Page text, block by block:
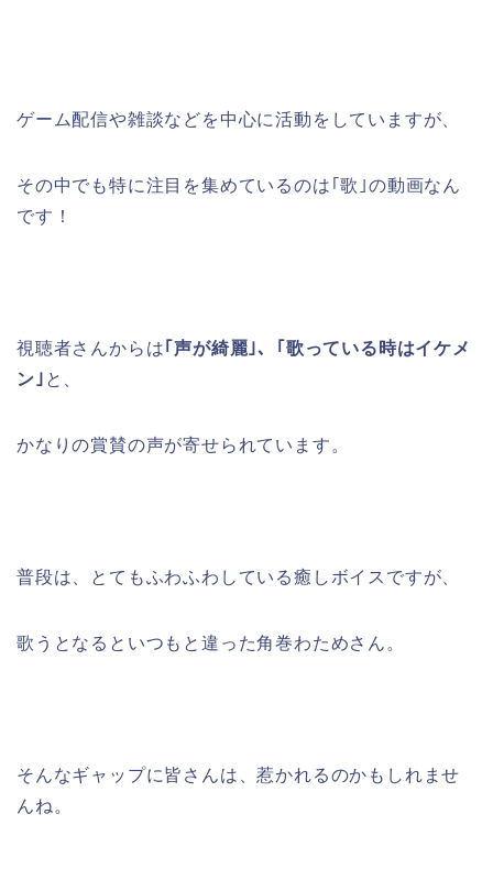
ゲーム配信や雑談などを中心に活動をしていますが、
その中でも特に注目を集めているのは｢歌 ｣の動画なん
です！
視聴者さんからは｢声が綺麗｣、｢歌っている時はイケメ
ン｣ と、
かなりの賞賛の声が寄せられています。
普段は、とてもふわふわしている癒しボイスですが、
歌うとなるといつもと違った角巻わためさん。
そんなギャップに皆さんは、惹かれるのかもしれませ
んね。